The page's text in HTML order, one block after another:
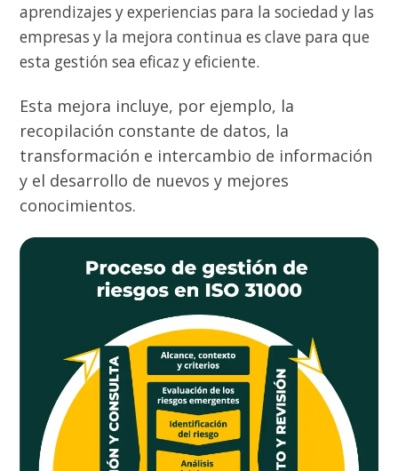
aprendizajes y experiencias para la sociedad y las
empresas y la mejora continua es clave para que
esta gestión sea eficaz y eficiente.
Esta mejora incluye, por ejemplo, la
recopilación constante de datos, la
transformación e intercambio de información
y el desarrollo de nuevos y mejores
conocimientos.